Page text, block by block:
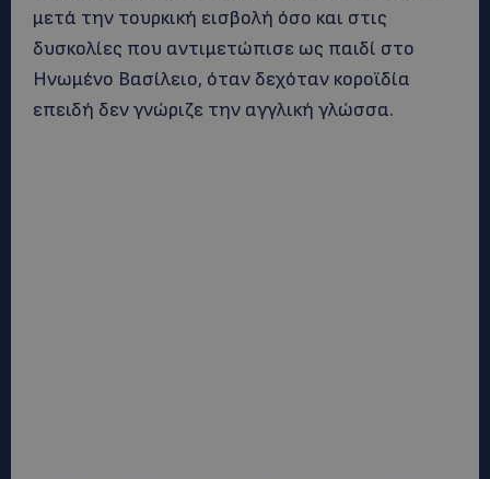
μετά την τουρκική εισβολή όσο και στις
δυσκολίες που αντιμετώπισε ως παιδί στο
Ηνωμένο Βασίλειο, όταν δεχόταν κοροϊδία
επειδή δεν γνώριζε την αγγλική γλώσσα.